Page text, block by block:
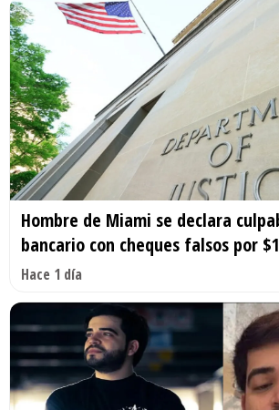
Hombre de Miami se declara
bancario con cheques falsos por
Hace 1 día